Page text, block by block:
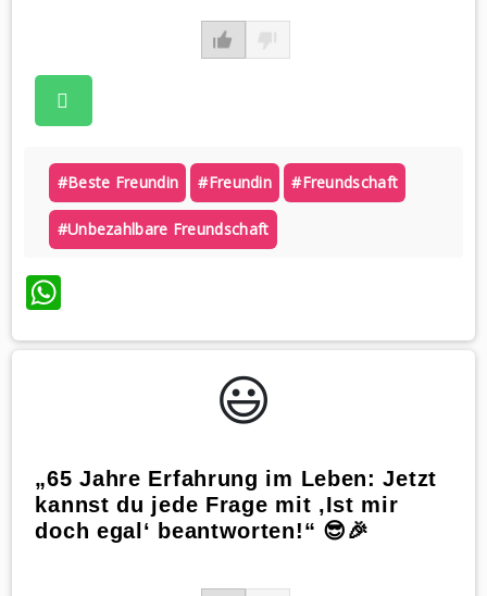
#beste Freundin #freundin #freundschaft
#unbezahlbare Freundschaft
WhatsApp
😃️
„65 Jahre Erfahrung im Leben: Jetzt
kannst du jede Frage mit ‚Ist mir
doch egal‘ beantworten!“ 😎🎉